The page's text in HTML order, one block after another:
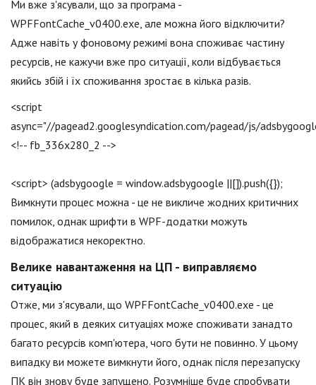
Ми вже з'ясували, що за програма -
WPFFontCache_v0400.exe, але можна його відключити?
Адже навіть у фоновому режимі вона споживає частину
ресурсів, не кажучи вже про ситуації, коли відбувається
якийсь збій і їх споживання зростає в кілька разів.
<script
async="//pagead2.googlesyndication.com/pagead/js/
<!-- fb_336x280_2 -->
<script> (adsbygoogle = window.adsbygoogle ||[]).push({});
Вимкнути процес можна - це не викличе жодних критичних
помилок, однак шрифти в WPF-додатки можуть
відображатися некоректно.
Велике навантаження на ЦП - виправляємо
ситуацію
Отже, ми з'ясували, що WPFFontCache_v0400.exe - це
процес, який в деяких ситуаціях може споживати занадто
багато ресурсів комп'ютера, чого бути не повинно. У цьому
випадку ви можете вимкнути його, однак після перезапуску
ПК він знову буде запущено. Розумніше буде спробувати